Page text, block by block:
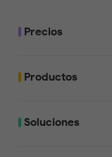
Precios
Productos
Soluciones